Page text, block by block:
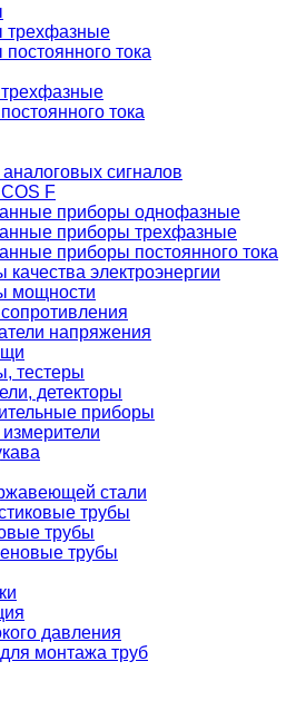
трехфазные
тока
тока
сигналов
F
приборы однофазные
приборы трехфазные
приборы постоянного тока
качества электроэнергии
мощности
напряжения
тестеры
детекторы
приборы
стали
трубы
трубы
трубы
давления
монтажа труб